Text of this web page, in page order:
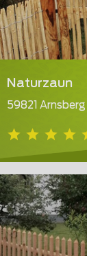
Naturzaun
59821 Arnsberg